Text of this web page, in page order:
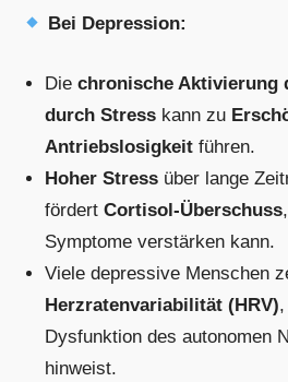
Bei Depression:
Diechronische Aktivierung
durch Stress kann zu
Antriebslosigkeit führen.
Hoher Stress über lange
fördertCortisol-Überschuss
Symptome verstärken kann.
Viele depressive Menschen
Herzratenvariabilität (HRV)
Dysfunktion des autonomen
hinweist.